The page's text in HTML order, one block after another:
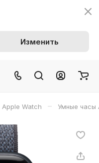
Изменить
Apple Watch – Умные часы